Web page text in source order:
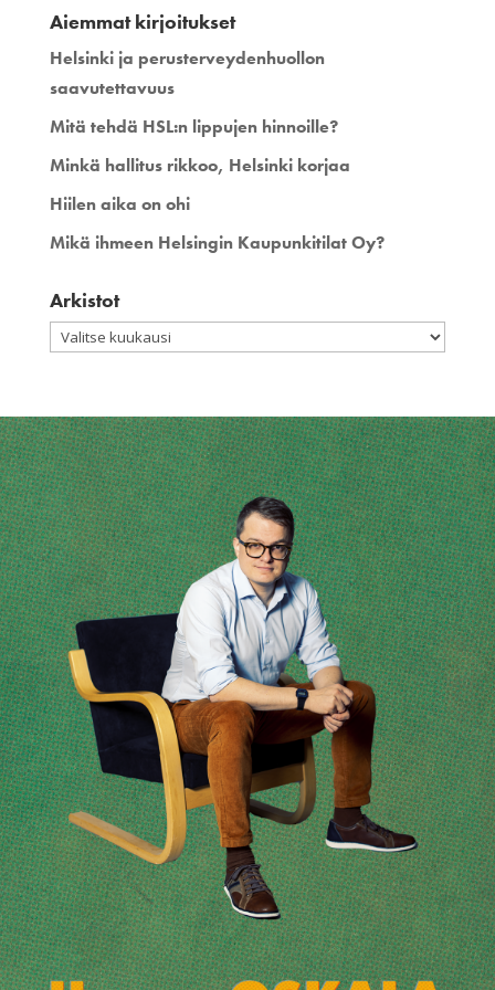
Aiemmat kirjoitukset
Helsinki ja perusterveydenhuollon
saavutettavuus
Mitä tehdä HSL:n lippujen hinnoille?
Minkä hallitus rikkoo, Helsinki korjaa
Hiilen aika on ohi
Mikä ihmeen Helsingin Kaupunkitilat Oy?
Arkistot
Arkistot